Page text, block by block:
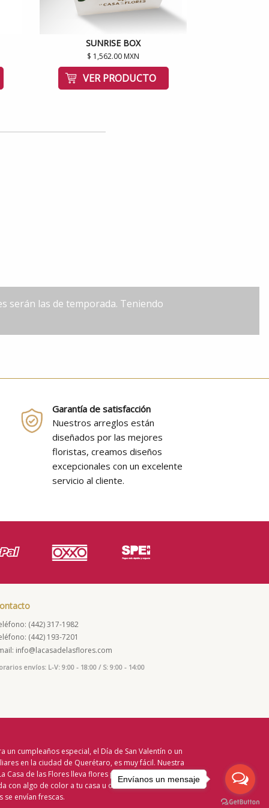
SUNRISE BOX
$ 1,562.00 MXN
VER PRODUCTO
serán las de temporada. Teniendo
Garantía de satisfacción
Nuestros arreglos están
diseñados por las mejores
floristas, creamos diseños
excepcionales con un excelente
servicio al cliente.
(442) 317-1982
(442) 193-7201
info@lacasadelasflores.com
envíos: L-V: 9:00 - 18:00 / S: 9:00 - 14:00
cumpleaños especial, el Día de San Valentín o un
en la ciudad de Querétaro, es muy fácil. Nuestra
de las Flores lleva flores por todo Querétaro,
con algo de color a tu casa u oficina favorita en
envían frescas.
Envíanos un mensaje